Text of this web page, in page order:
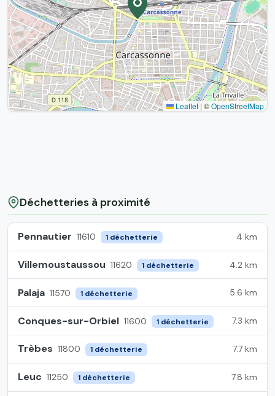
Leaflet |©OpenStreetMap
Déchetteries à proximité
Pennautier 11610 1 déchetterie 4 km
Villemoustaussou 11620 1 déchetterie 4.2 km
Palaja 11570 1 déchetterie 5.6 km
Conques-sur-Orbiel 11600 1 déchetterie 7.3 km
Trèbes 11800 1 déchetterie 7.7 km
Leuc 11250 1 déchetterie 7.8 km